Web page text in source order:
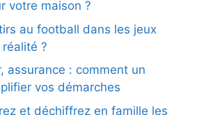
votre maison ?
au football dans les jeux
?
assurance : comment un
vos démarches
et déchiffrez en famille les